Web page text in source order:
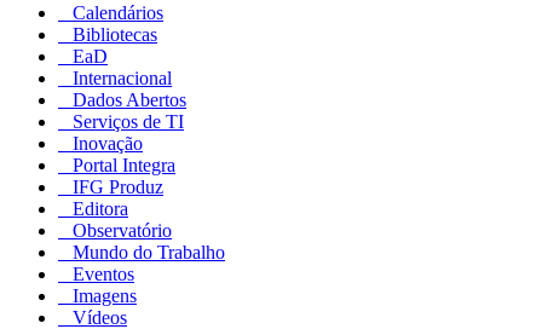
Calendários
Bibliotecas
EaD
Internacional
Dados Abertos
Serviços de TI
Inovação
Portal Integra
IFG Produz
Editora
Observatório
Mundo do Trabalho
Eventos
Imagens
Vídeos